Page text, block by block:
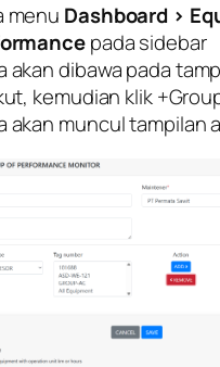
menu Dashboard >
pada sidebar
akan dibawa pada
kemudian klik
akan muncul tampilan